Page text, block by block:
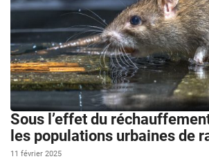
Sous l’effet du
les populations urbaines de
11 février 2025